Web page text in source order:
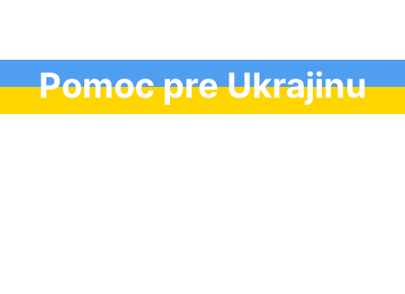
Pomoc pre Ukrajinu